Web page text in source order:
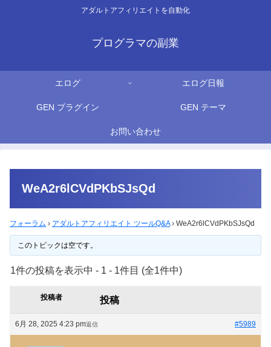
アダルトアフィリエイトを自動化
プログラマの副業
エログ エログ日報
GEN プラグイン GEN テーマ
お問い合わせ
WeA2r6lCVdPKbSJsQd
フォーラム › アダルトアフィリエイト ツールQ&A › WeA2r6lCVdPKbSJsQd
このトピックは空です。
1件の投稿を表示中 - 1 - 1件目 (全1件中)
投稿者 投稿
6月 28, 2025 4:23 pm #5989
返信